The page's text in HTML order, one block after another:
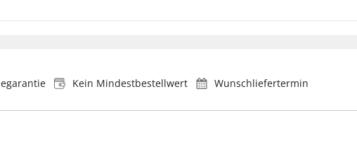
Kein Mindestbestellwert Wunschliefertermin